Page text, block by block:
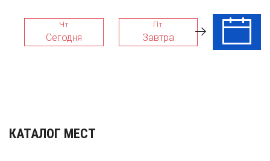
Чт
Сегодня
Пт
Завтра
Сб
КАТАЛОГ МЕСТ